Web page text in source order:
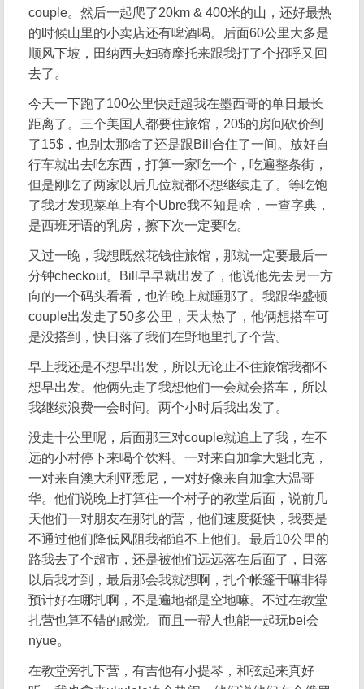
couple。然后一起爬了20km & 400米的山，还好最热
的时候山里的小卖店还有啤酒喝。后面60公里大多是
顺风下坡，田纳西夫妇骑摩托来跟我打了个招呼又回
去了。
今天一下跑了100公里快赶超我在墨西哥的单日最长
距离了。三个美国人都要住旅馆，20$的房间砍价到
了15$，也别太那啥了还是跟Bill合住了一间。放好自
行车就出去吃东西，打算一家吃一个，吃遍整条街，
但是刚吃了两家以后几位就都不想继续走了。等吃饱
了我才发现菜单上有个Ubre我不知是啥，一查字典，
是西班牙语的乳房，擦下次一定要吃。
又过一晚，我想既然花钱住旅馆，那就一定要最后一
分钟checkout。Bill早早就出发了，他说他先去另一方
向的一个码头看看，也许晚上就睡那了。我跟华盛顿
couple出发走了50多公里，天太热了，他俩想搭车可
是没搭到，快日落了我们在野地里扎了个营。
早上我还是不想早出发，所以无论止不住旅馆我都不
想早出发。他俩先走了我想他们一会就会搭车，所以
我继续浪费一会时间。两个小时后我出发了。
没走十公里呢，后面那三对couple就追上了我，在不
远的小村停下来喝个饮料。一对来自加拿大魁北克，
一对来自澳大利亚悉尼，一对好像来自加拿大温哥
华。他们说晚上打算住一个村子的教堂后面，说前几
天他们一对朋友在那扎的营，他们速度挺快，我要是
不通过他们降低风阻我都追不上他们。最后10公里的
路我去了个超市，还是被他们远远落在后面了，日落
以后我才到，最后那会我就想啊，扎个帐篷干嘛非得
预计好在哪扎啊，不是遍地都是空地嘛。不过在教堂
扎营也算不错的感觉。而且一帮人也能一起玩bei会
nyue。
在教堂旁扎下营，有吉他有小提琴，和弦起来真好